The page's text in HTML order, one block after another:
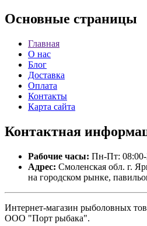
Основные страницы
Главная
О нас
Блог
Доставка
Оплата
Контакты
Карта сайта
Контактная
Рабочие часы: Пн-Пт: 08:00-
Адрес: Смоленская обл. г.
на городском рынке,
Интернет-магазин рыболовных
ООО "Порт рыбака".